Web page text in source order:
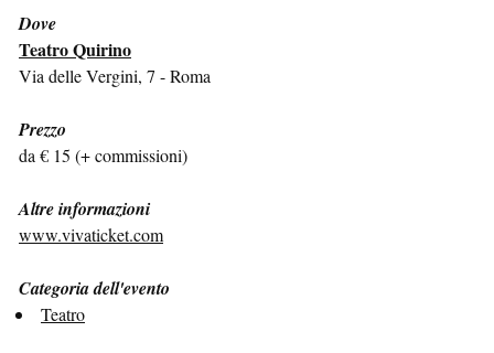
Dove
Teatro Quirino
Via delle Vergini, 7 - Roma
Prezzo
da € 15 (+ commissioni)
Altre informazioni
www.vivaticket.com
Categoria dell'evento
Teatro